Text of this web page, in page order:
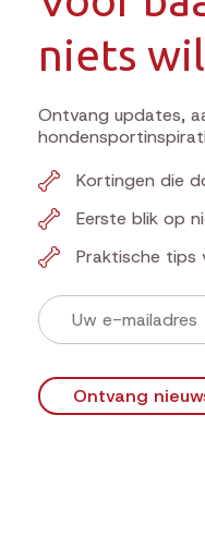
niets
Ontvang updates,
Kortingen die
Eerste blik op
Praktische tips
Ontvang